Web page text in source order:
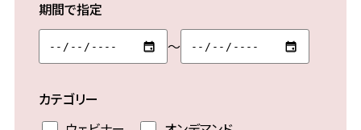
期間で指定
～
カテゴリー